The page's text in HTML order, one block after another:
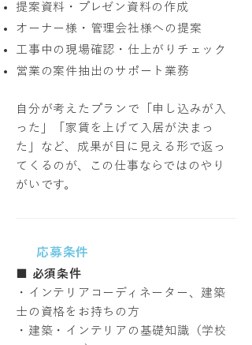
提案資料・プレゼン資料の作成
オーナー様・管理会社様への提案
工事中の現場確認・仕上がりチェック
営業の案件抽出のサポート業務
自分が考えたプランで「申し込みが入
った」「家賃を上げて入居が決まっ
た」など、成果が目に見える形で返っ
てくるのが、この仕事ならではのやり
がいです。
応募条件
■ 必須条件
・インテリアコーディネーター、建築
士の資格をお持ちの方
・建築・インテリアの基礎知識（学校